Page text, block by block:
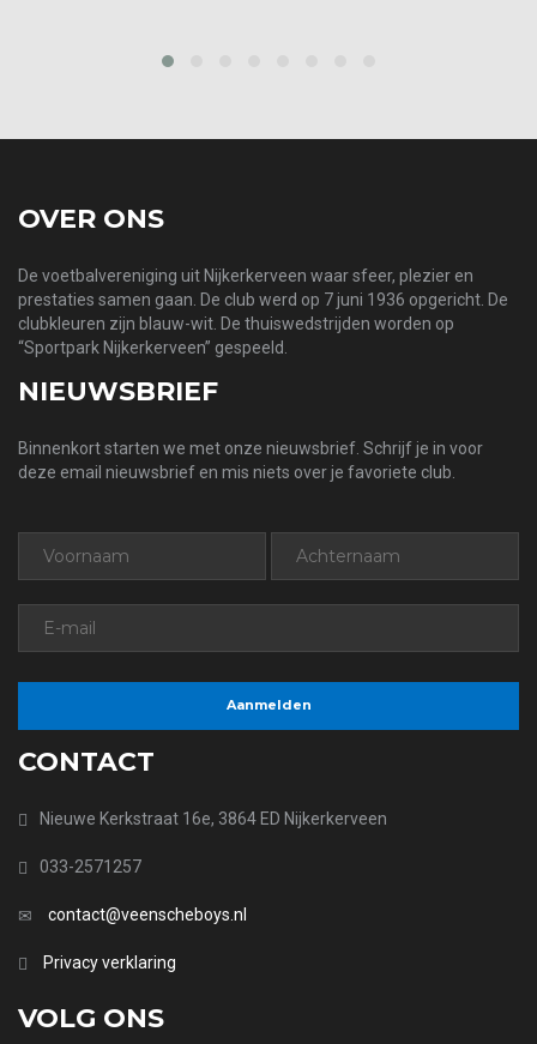
OVER ONS
De voetbalvereniging uit Nijkerkerveen waar sfeer, plezier en
prestaties samen gaan. De club werd op 7 juni 1936 opgericht. De
clubkleuren zijn blauw-wit. De thuiswedstrijden worden op
“Sportpark Nijkerkerveen” gespeeld.
NIEUWSBRIEF
Binnenkort starten we met onze nieuwsbrief. Schrijf je in voor
deze email nieuwsbrief en mis niets over je favoriete club.
CONTACT
Nieuwe Kerkstraat 16e, 3864 ED Nijkerkerveen
033-2571257
contact@veenscheboys.nl
Privacy verklaring
VOLG ONS